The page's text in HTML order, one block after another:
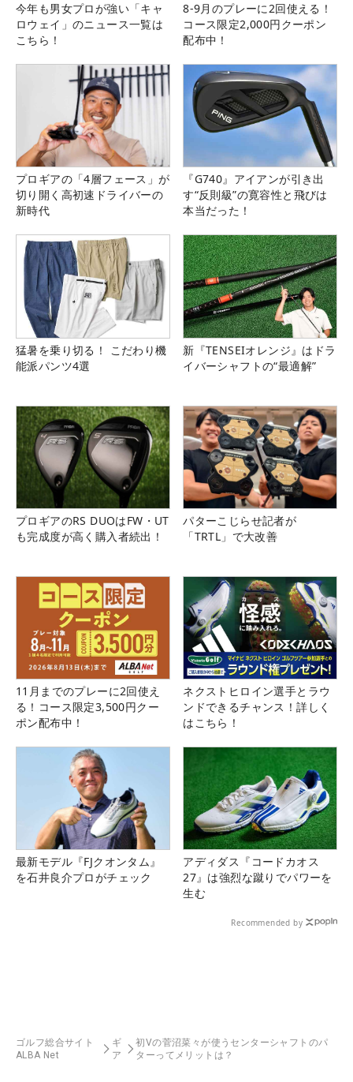
今年も男女プロが強い「キャ
ロウェイ」のニュース一覧は
こちら！
8-9月のプレーに2回使える！
コース限定2,000円クーポン
配布中！
プロギアの「4層フェース」が
切り開く高初速ドライバーの
新時代
『G740』アイアンが引き出
す“反則級”の寛容性と飛びは
本当だった！
猛暑を乗り切る！ こだわり機
能派パンツ4選
新『TENSEIオレンジ』はドラ
イバーシャフトの“最適解”
プロギアのRS DUOはFW・UT
も完成度が高く購入者続出！
パターこじらせ記者が
「TRTL」で大改善
11月までのプレーに2回使え
る！コース限定3,500円クー
ポン配布中！
ネクストヒロイン選手とラウ
ンドできるチャンス！詳しく
はこちら！
最新モデル『FJクオンタム』
を石井良介プロがチェック
アディダス『コードカオス
27』は強烈な蹴りでパワーを
生む
Recommended by
ゴルフ総合サイト
ALBA Net
ギ
ア
初Vの菅沼菜々が使うセンターシャフトのパ
ターってメリットは？